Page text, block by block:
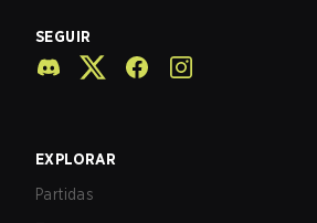
SEGUIR
EXPLORAR
Partidas